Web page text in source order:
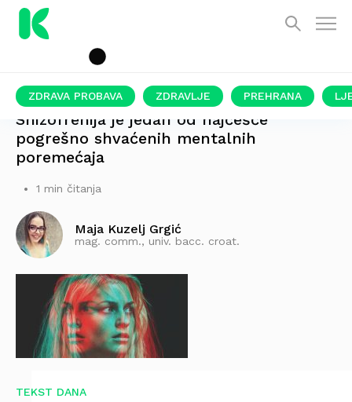
ZDRAVA PROBAVA ZDRAVLJE PREHRANA
Shizofrenija je jedan od najčešće
pogrešno shvaćenih mentalnih
poremećaja
1 min čitanja
Maja Kuzelj Grgić
mag. comm., univ. bacc. croat.
TEKST DANA